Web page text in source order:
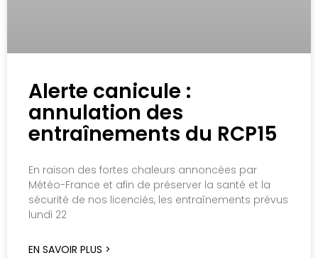
Alerte canicule :
annulation des
entraînements du RCP15
En raison des fortes chaleurs annoncées par
Météo-France et afin de préserver la santé et la
sécurité de nos licenciés, les entraînements prévus
lundi 22
EN SAVOIR PLUS >